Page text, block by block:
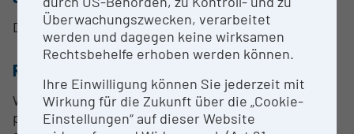
Dr Dr Leila Afjehi, Leiterin (Head)
RESEARCH SERVICES
We cover a broad range of methodologies for
proteomics and protein mass spectrometry. These
Überwachungszwecken, verarbeitet
werden und dagegen keine wirksamen
Rechtsbehelfe erhoben werden können.
Ihre Einwilligung können Sie jederzeit mit
Wirkung für die Zukunft über die „Cookie-
Einstellungen“ auf dieser Website